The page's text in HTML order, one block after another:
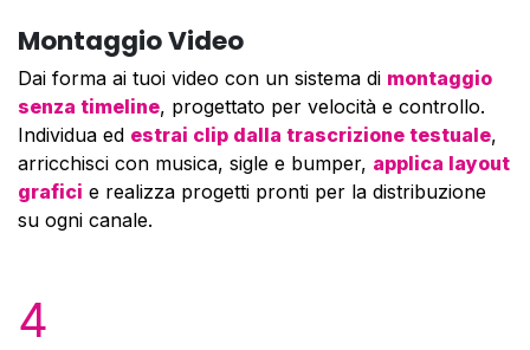
Montaggio Video
Dai forma ai tuoi video con un sistema di montaggio
senza timeline, progettato per velocità e controllo.
Individua ed estrai clip dalla trascrizione testuale,
arricchisci con musica, sigle e bumper, applica layout
grafici e realizza progetti pronti per la distribuzione
su ogni canale.
4